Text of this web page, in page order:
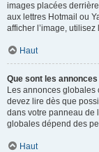
images placées
aux lettres Hotmail ou
afficher l’image,
Haut
Que sont les
Les annonces globales
devez lire dès que
dans votre panneau de
globales dépend des
Haut